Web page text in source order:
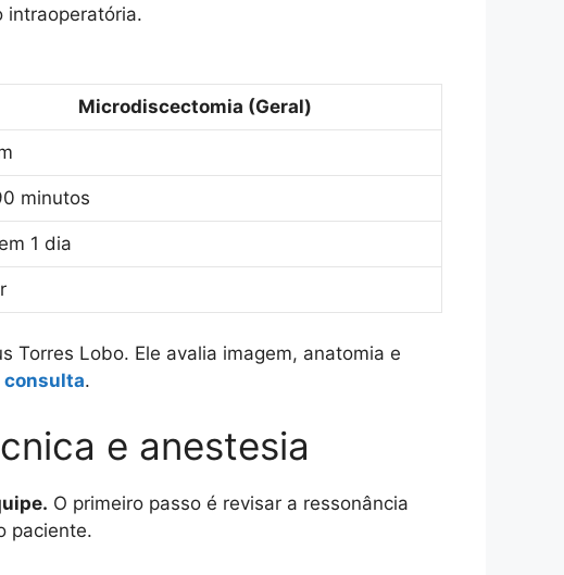
intraoperatória.
Microdiscectomia (Geral)
minutos
1 dia
Torres Lobo. Ele avalia imagem, anatomia e
consulta.
e anestesia
O primeiro passo é revisar a ressonância
paciente.